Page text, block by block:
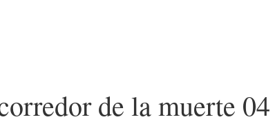
de la muerte 04